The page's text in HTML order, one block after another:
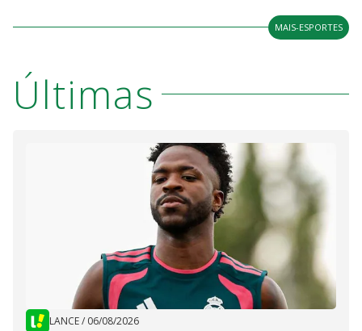
MAIS-ESPORTES
Últimas
LANCE/ 06/08/2026